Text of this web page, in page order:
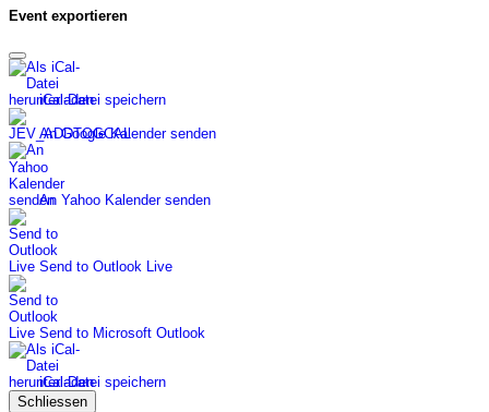
Event exportieren
iCal-Datei speichern
An Google Kalender senden
An Yahoo Kalender senden
Send to Outlook Live
Send to Microsoft Outlook
iCal-Datei speichern
Schliessen